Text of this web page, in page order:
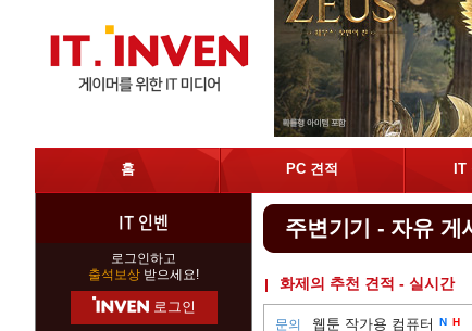
홈 PC 견적
IT 인벤
로그인하고
출석보상 받으세요!
로그인
주변기기 - 자유 게
화제의 추천 견적 - 실시간
문의 웹툰 작가용 컴퓨터 N H